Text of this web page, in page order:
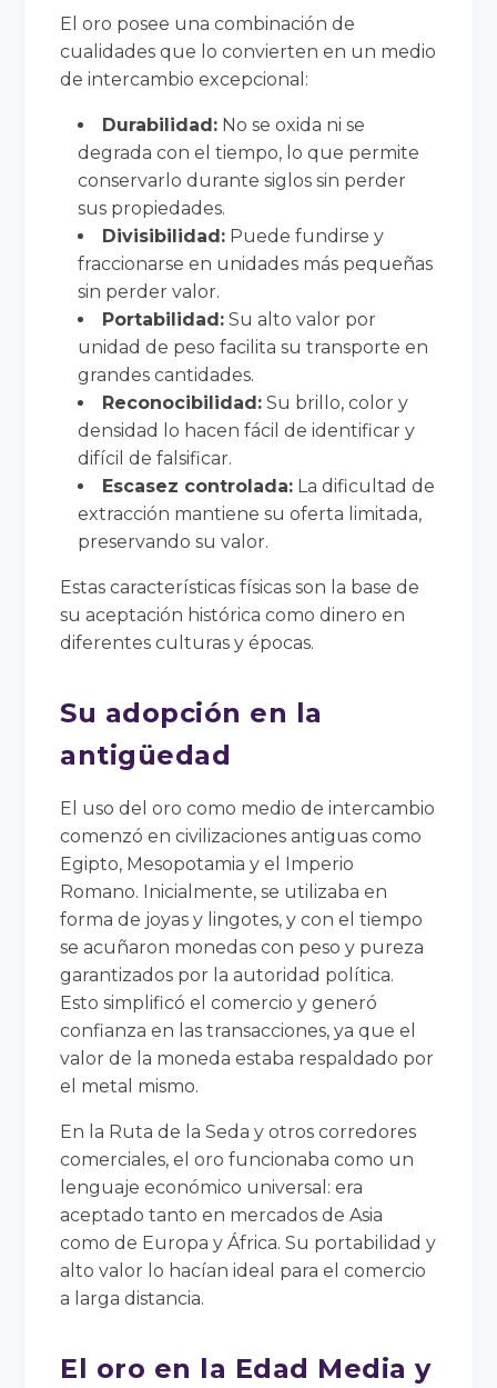
El oro posee una combinación de
cualidades que lo convierten en un medio
de intercambio excepcional:
Durabilidad: No se oxida ni se
degrada con el tiempo, lo que permite
conservarlo durante siglos sin perder
sus propiedades.
Divisibilidad: Puede fundirse y
fraccionarse en unidades más pequeñas
sin perder valor.
Portabilidad: Su alto valor por
unidad de peso facilita su transporte en
grandes cantidades.
Reconocibilidad: Su brillo, color y
densidad lo hacen fácil de identificar y
difícil de falsificar.
Escasez controlada: La dificultad de
extracción mantiene su oferta limitada,
preservando su valor.
Estas características físicas son la base de
su aceptación histórica como dinero en
diferentes culturas y épocas.
Su adopción en la
antigüedad
El uso del oro como medio de intercambio
comenzó en civilizaciones antiguas como
Egipto, Mesopotamia y el Imperio
Romano. Inicialmente, se utilizaba en
forma de joyas y lingotes, y con el tiempo
se acuñaron monedas con peso y pureza
garantizados por la autoridad política.
Esto simplificó el comercio y generó
confianza en las transacciones, ya que el
valor de la moneda estaba respaldado por
el metal mismo.
En la Ruta de la Seda y otros corredores
comerciales, el oro funcionaba como un
lenguaje económico universal: era
aceptado tanto en mercados de Asia
como de Europa y África. Su portabilidad y
alto valor lo hacían ideal para el comercio
a larga distancia.
El oro en la Edad Media y